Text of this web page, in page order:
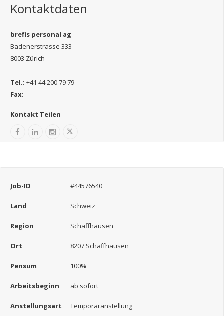
Kontaktdaten
brefis personal ag
Badenerstrasse 333
8003 Zürich
Tel.: +41 44 200 79 79
Fax:
Kontakt Teilen
Job-ID #44576540
Land Schweiz
Region Schaffhausen
Ort 8207 Schaffhausen
Pensum 100%
Arbeitsbeginn ab sofort
Anstellungsart Temporäranstellung